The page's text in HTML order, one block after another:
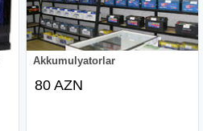
Akkumulyatorlar
80 AZN